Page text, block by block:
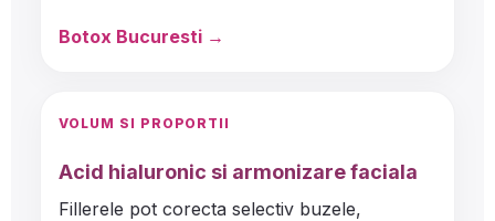
Botox Bucuresti →
VOLUM SI PROPORTII
Acid hialuronic si armonizare faciala
Fillerele pot corecta selectiv buzele,